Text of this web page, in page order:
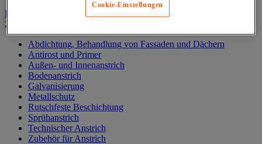
Lackieren und Beschichten
Zur gesamten Produktgruppe
Abdichtung, Behandlung von Fassaden und Dächern
Antirost und Primer
Außen- und Innenanstrich
Bodenanstrich
Galvanisierung
Metallschutz
Rutschfeste Beschichtung
Sprühanstrich
Technischer Anstrich
Zubehör für Anstrich
Cookie-Einstellungen